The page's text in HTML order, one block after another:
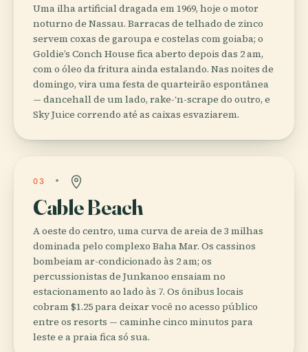
Uma ilha artificial dragada em 1969, hoje o motor
noturno de Nassau. Barracas de telhado de zinco
servem coxas de garoupa e costelas com goiaba; o
Goldie’s Conch House fica aberto depois das 2 am,
com o óleo da fritura ainda estalando. Nas noites de
domingo, vira uma festa de quarteirão espontânea
— dancehall de um lado, rake-‘n-scrape do outro, e
Sky Juice correndo até as caixas esvaziarem.
03
Cable Beach
A oeste do centro, uma curva de areia de 3 milhas
dominada pelo complexo Baha Mar. Os cassinos
bombeiam ar-condicionado às 2 am; os
percussionistas de Junkanoo ensaiam no
estacionamento ao lado às 7. Os ônibus locais
cobram $1.25 para deixar você no acesso público
entre os resorts — caminhe cinco minutos para
leste e a praia fica só sua.